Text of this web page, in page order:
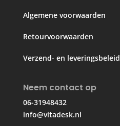
Algemene voorwaarden
Retourvoorwaarden
Verzend- en leveringsbeleid
Neem contact op
06-31948432
info@vitadesk.nl